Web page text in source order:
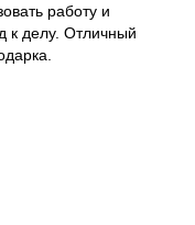
работу и
к делу. Отличный